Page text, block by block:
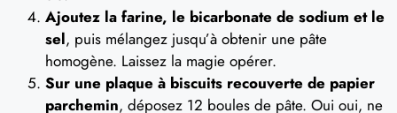
Ajoutez la farine, le bicarbonate de sodium et le
sel, puis mélangez jusqu’à obtenir une pâte
homogène. Laissez la magie opérer.
Sur une plaque à biscuits recouverte de papier
parchemin, déposez 12 boules de pâte. Oui oui, ne